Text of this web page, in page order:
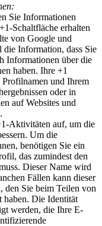
Sie Informationen
Schaltfläche erhalten
von Google und
die Information, dass Sie
Informationen über die
haben. Ihre +1
und Ihrem
oder in
auf Websites und
Aktivitäten auf, um die
Um die
benötigen Sie ein
das zumindest den
Dieser Name wird
Fällen kann dieser
den Sie beim Teilen von
Die Identität
werden, die Ihre E-